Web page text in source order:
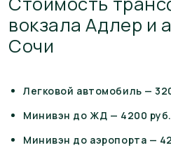
вокзала Адлер и
Сочи
Легковой автомобиль —
Минивэн до ЖД — 4200 руб.
Минивэн до аэропорта —